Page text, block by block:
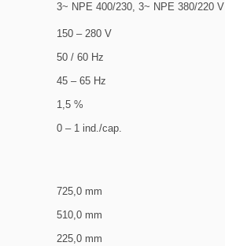
3~ NPE 400/230, 3~ NPE 380/220 V
150 – 280 V
50 / 60 Hz
45 – 65 Hz
1,5 %
0 – 1 ind./cap.
725,0 mm
510,0 mm
225,0 mm